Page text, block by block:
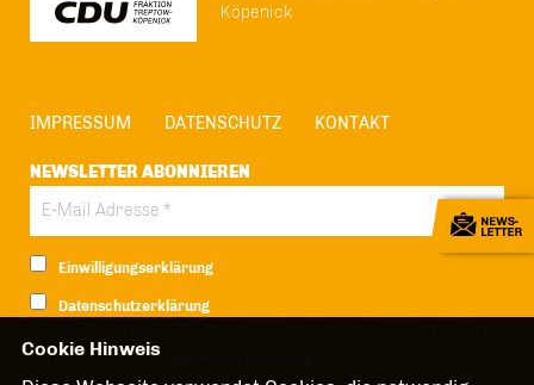
Köpenick
IMPRESSUM DATENSCHUTZ KONTAKT
NEWSLETTER ABONNIEREN
Einwilligungserklärung
Datenschutzerklärung
der nachfolgenden
Cookie Hinweis